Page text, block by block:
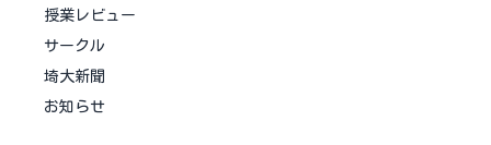
授業レビュー
サークル
埼大新聞
お知らせ